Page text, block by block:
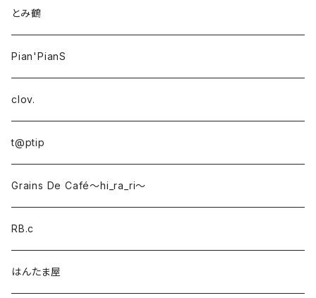
とみ鶴
Pian'PianS
clov.
t@ptip
Grains De Café〜hi_ra_ri〜
RB.c
はんたま屋